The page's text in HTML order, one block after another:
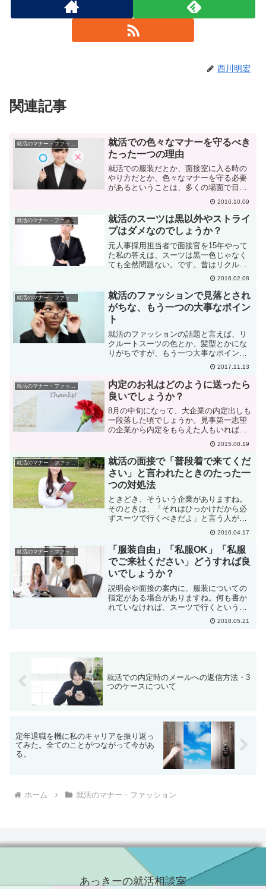
西川明宏
関連記事
就活での色々なマナーを守るべき
たった一つの理由
就活での服装だとか、面接室に入る時の
やり方だとか、色々なマナーを守る必要
があるということは、多くの場面で目に
すると思います。では、このマナーって
何のために守った方が良いのでしょう？
社会人としての基本的な常識ということ
はもちろんあります。でも...
2016.10.09
就活のマナー・ファッション
就活のスーツは黒以外やストライ
プはダメなのでしょうか？
元人事採用担当者で面接官を15年やって
た私の答えは、スーツは黒一色じゃなく
ても全然問題ない。です。昔はリクルー
トスーツなどというもの自体がありませ
んでした。ですから、今の黒一色じゃな
くて、薄めのグレーとか、特に女性の場
合はもっとカラフルな色...
2016.02.08
就活のファッションで見落とされ
がちな、もう一つの大事なポイン
ト
就活のファッションの話題と言えば、リ
クルートスーツの色とか、髪型とかにな
りがちですが、もう一つ大事なポイント
があるのです。それは、履歴書に貼る写
真との関係なのです。どういうことでし
ょうか？写真と実物が同じであること履
歴書用の写真は、就活を始...
2017.11.13
内定のお礼はどのように送ったら
良いでしょうか？
8月の中旬になって、大企業の内定出しも
一段落した頃でしょうか。見事第一志望
の企業から内定をもらえた人もいれば、
第一志望の企業は落ちたけれど、持ち駒
の中から入社する企業を決めたという方
もいる時期かと思います。今日は、その
ようにして入社を決めた...
2015.08.19
就活のマナー・ファッション
就活の面接で「普段着で来てくだ
さい」と言われたときのたった一
つの対処法
ときどき、そういう企業がありますね。
そのときは、「それはひっかけだから必
ずスーツで行くべきだよ」と言う人がい
ます。中には、そういう企業もあるかも
知れませんが、果たしてそうでしょう
か？私はこんな相談が来たときにはこの
ようにアドバイスしています...
2016.04.17
「服装自由」「私服OK」「私服
でご来社ください」どうすれば良
いでしょうか？
説明会や面接の案内に、服装についての
指定がある場合がありますね。何も書か
れていなければ、スーツで行くというの
は基本だとしても、「服装自由」「私服
OK」「私服でご来社ください」などと書
2018.05.21
就活での内定時のメールへの返信方法・3
つのケースについて
定年退職を機に私のキャリアを振り返っ
てみた。全てのことがつながって今があ
る。
ホーム 就活のマナー・ファッション
あっきーの就活相談室